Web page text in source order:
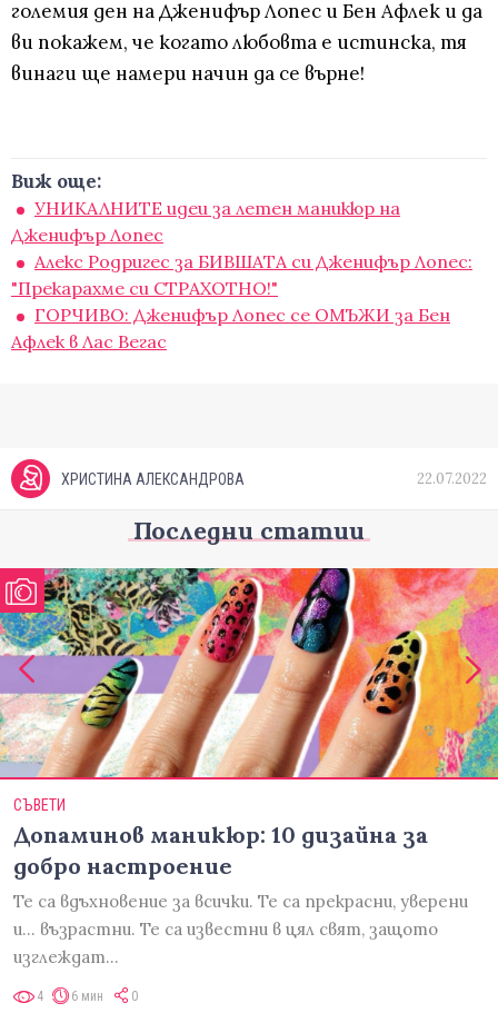
големия ден на Дженифър Лопес и Бен Афлек и да
ви покажем, че когато любовта е истинска, тя
винаги ще намери начин да се върне!
Виж още:
УНИКАЛНИТЕ идеи за летен маникюр на
Дженифър Лопес
Алекс Родригес за БИВШАТА си Дженифър Лопес:
"Прекарахме си СТРАХОТНО!"
ГОРЧИВО: Дженифър Лопес се ОМЪЖИ за Бен
Афлек в Лас Вегас
ХРИСТИНА АЛЕКСАНДРОВА 22.07.2022
Последни статии
СЪВЕТИ
Допаминов маникюр: 10 дизайна за
добро настроение
Те са вдъхновение за всички. Те са прекрасни, уверени
и... възрастни. Те са известни в цял свят, защото
изглеждат…
4 6 мин 0